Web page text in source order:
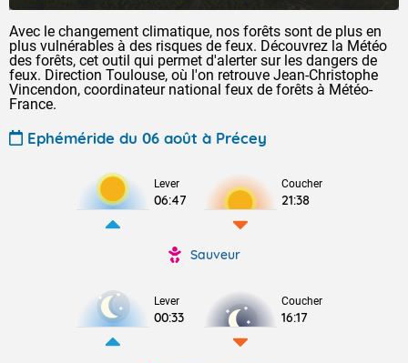
Avec le changement climatique, nos forêts sont de plus en
plus vulnérables à des risques de feux. Découvrez la Météo
des forêts, cet outil qui permet d'alerter sur les dangers de
feux. Direction Toulouse, où l'on retrouve Jean-Christophe
Vincendon, coordinateur national feux de forêts à Météo-
France.
Ephéméride du 06 août à Précey
Lever
06:47
Coucher
21:38
Sauveur
Lever
00:33
Coucher
16:17